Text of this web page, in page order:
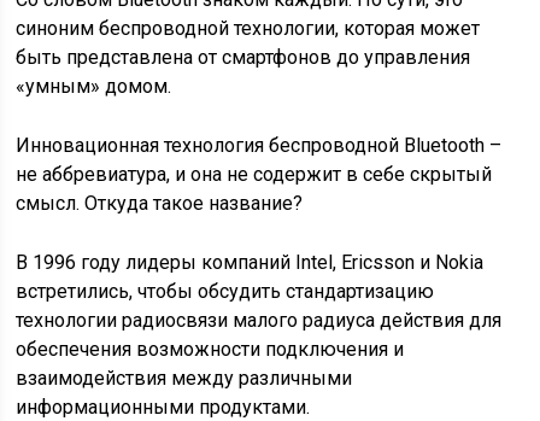
синоним беспроводной технологии, которая может
быть представлена от смартфонов до управления
«умным» домом.
Инновационная технология беспроводной Bluetooth –
не аббревиатура, и она не содержит в себе скрытый
смысл. Откуда такое название?
В 1996 году лидеры компаний Intel, Ericsson и Nokia
встретились, чтобы обсудить стандартизацию
технологии радиосвязи малого радиуса действия для
обеспечения возможности подключения и
взаимодействия между различными
информационными продуктами.